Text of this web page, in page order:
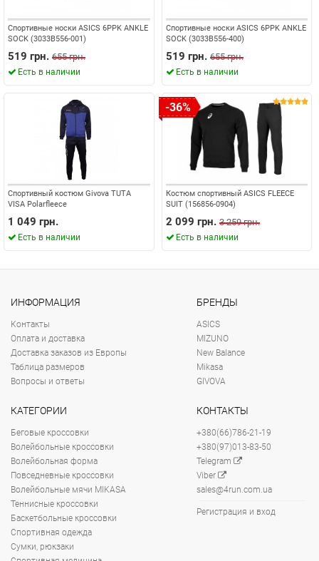
Спортивные носки ASICS 6PPK ANKLE
SOCK (3033B556-001)
519 грн. 655 грн.
Есть в наличии
Спортивные носки ASICS 6PPK ANKLE
SOCK (3033B556-400)
519 грн. 655 грн.
Есть в наличии
Спортивный костюм Givova TUTA
VISA Polarfleece
1 049 грн.
Есть в наличии
-36%
Костюм спортивный ASICS FLEECE
SUIT (156856-0904)
2 099 грн. 3 259 грн.
Есть в наличии
ИНФОРМАЦИЯ
Контакты
Оплата и доставка
Доставка заказов из Европы
Таблица размеров
Вопросы и ответы
БРЕНДЫ
ASICS
MIZUNO
New Balance
Mikasa
GIVOVA
КАТЕГОРИИ
Беговые кроссовки
Волейбольные кроссовки
Волейбольная форма
Повседневные кроссовки
Волейбольные мячи MIKASA
Теннисные кроссовки
Баскетбольные кроссовки
Спортивная одежда
Сумки, рюкзаки
КОНТАКТЫ
+380(66)786-21-19
+380(97)013-83-50
Telegram
Viber
sales@4run.com.ua
Регистрация и вход